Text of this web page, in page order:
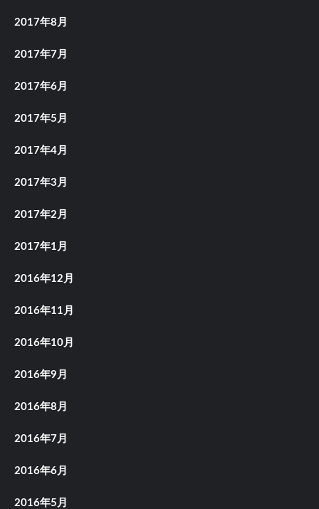
2017年8月
2017年7月
2017年6月
2017年5月
2017年4月
2017年3月
2017年2月
2017年1月
2016年12月
2016年11月
2016年10月
2016年9月
2016年8月
2016年7月
2016年6月
2016年5月